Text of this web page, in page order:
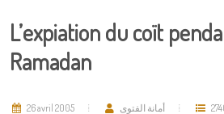
L’expiation du coït
Ramadan
26 avril 2005 أمانة الفتوى